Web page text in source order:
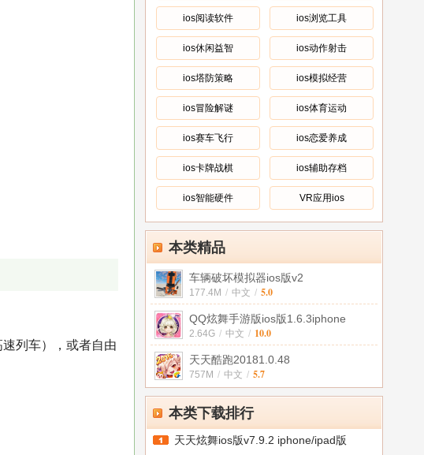
中文 /
ios阅读软件 ios浏览工具
ios休闲益智 ios动作射击
ios塔防策略 ios模拟经营
ios冒险解谜 ios体育运动
ios赛车飞行 ios恋爱养成
ios卡牌战棋 ios辅助存档
ios智能硬件 VR应用ios
本类精品
车辆破坏模拟器ios版v2
177.4M / 中文 / 5.0
QQ炫舞手游版ios版1.6.3iphone
2.64G / 中文 / 10.0
天天酷跑20181.0.48
757M / 中文 / 5.7
本类下载排行
天天炫舞ios版v7.9.2 iphone/ipad版
列车），或者自由